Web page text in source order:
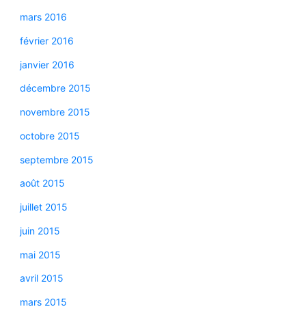
mars 2016
février 2016
janvier 2016
décembre 2015
novembre 2015
octobre 2015
septembre 2015
août 2015
juillet 2015
juin 2015
mai 2015
avril 2015
mars 2015